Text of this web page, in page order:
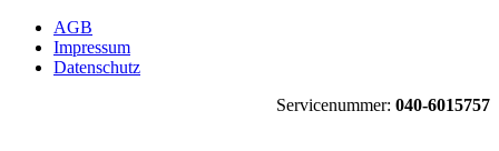
AGB
Impressum
Datenschutz
Servicenummer: 040-6015757